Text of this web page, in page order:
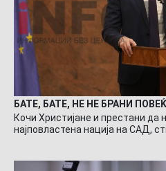
БАТЕ, БАТЕ, НЕ НЕ БРАНИ
Кочи Христијане и престани да
најповластена нација на САД,